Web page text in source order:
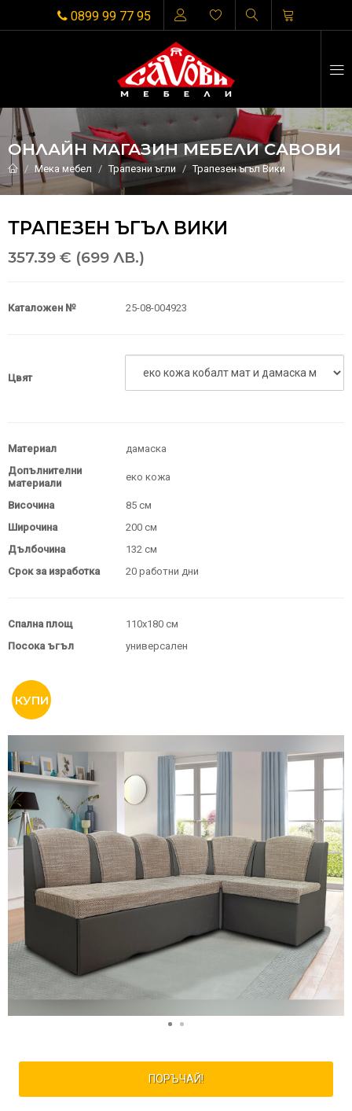
0899 99 77 95
ОНЛАЙН МАГАЗИН МЕБЕЛИ САВОВИ
Мека мебел Трапезни ъгли Трапезен ъгъл Вики
ТРАПЕЗЕН ЪГЪЛ ВИКИ
357.39 € (699 ЛВ.)
Каталожен № 25-08-004923
Цвят
Материал
дамаска
Допълнителни
материали
еко кожа
Височина
85 см
Широчина
200 см
Дълбочина
132 см
Срок за изработка
20 работни дни
Спална площ
110х180 см
Посока ъгъл
универсален
ПОРЪЧАЙ!